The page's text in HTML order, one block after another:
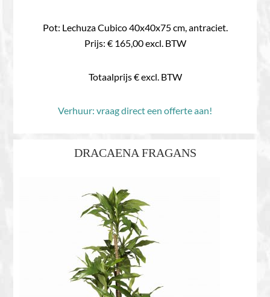
Pot: Lechuza Cubico 40x40x75 cm, antraciet.
Prijs: € 165,00 excl. BTW
Totaalprijs € excl. BTW
Verhuur: vraag direct een offerte aan!
DRACAENA FRAGANS